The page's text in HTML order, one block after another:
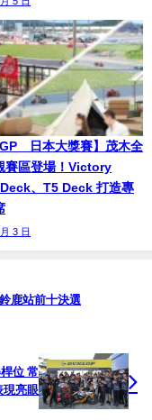
日本大獎賽】茂木全
賽區登場！Victory
、T5 Deck 打造專
3 日
鹿站前十決選
位 常
現亮眼